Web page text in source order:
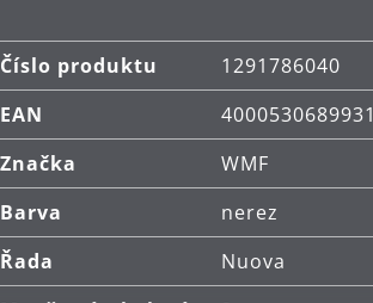
Číslo produktu
1291786040
EAN
4000530689931
Značka
WMF
Barva
nerez
Řada
Nuova